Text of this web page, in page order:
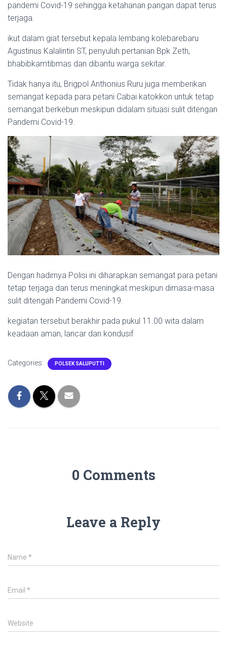
pandemi Covid-19 sehingga ketahanan pangan dapat terus
terjaga.
ikut dalam giat tersebut kepala lembang kolebarebaru
Agustinus Kalalintin ST, penyuluh pertanian Bpk Zeth,
bhabibkamtibmas dan dibantu warga sekitar.
Tidak hanya itu, Brigpol Anthonius Ruru juga memberikan
semangat kepada para petani Cabai katokkon untuk tetap
semangat berkebun meskipun didalam situasi sulit ditengan
Pandemi Covid-19.
Dengan hadirnya Polisi ini diharapkan semangat para petani
tetap terjaga dan terus meningkat meskipun dimasa-masa
sulit ditengah Pandemi Covid-19.
kegiatan tersebut berakhir pada pukul 11.00 wita dalam
keadaan aman, lancar dan kondusif
Categories: POLSEK SALUPUTTI
0 Comments
Leave a Reply
Name *
Email *
Website